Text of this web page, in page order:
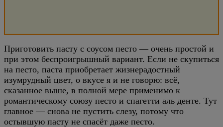
Приготовить пасту с соусом песто — очень простой и
при этом беспроигрышный вариант. Если не скупиться
на песто, паста приобретает жизнерадостный
изумрудный цвет, о вкусе я и не говорю: всё,
сказанное выше, в полной мере применимо к
романтическому союзу песто и спагетти аль денте. Тут
главное — снова не пустить слезу, потому что
остывшую пасту не спасёт даже песто.